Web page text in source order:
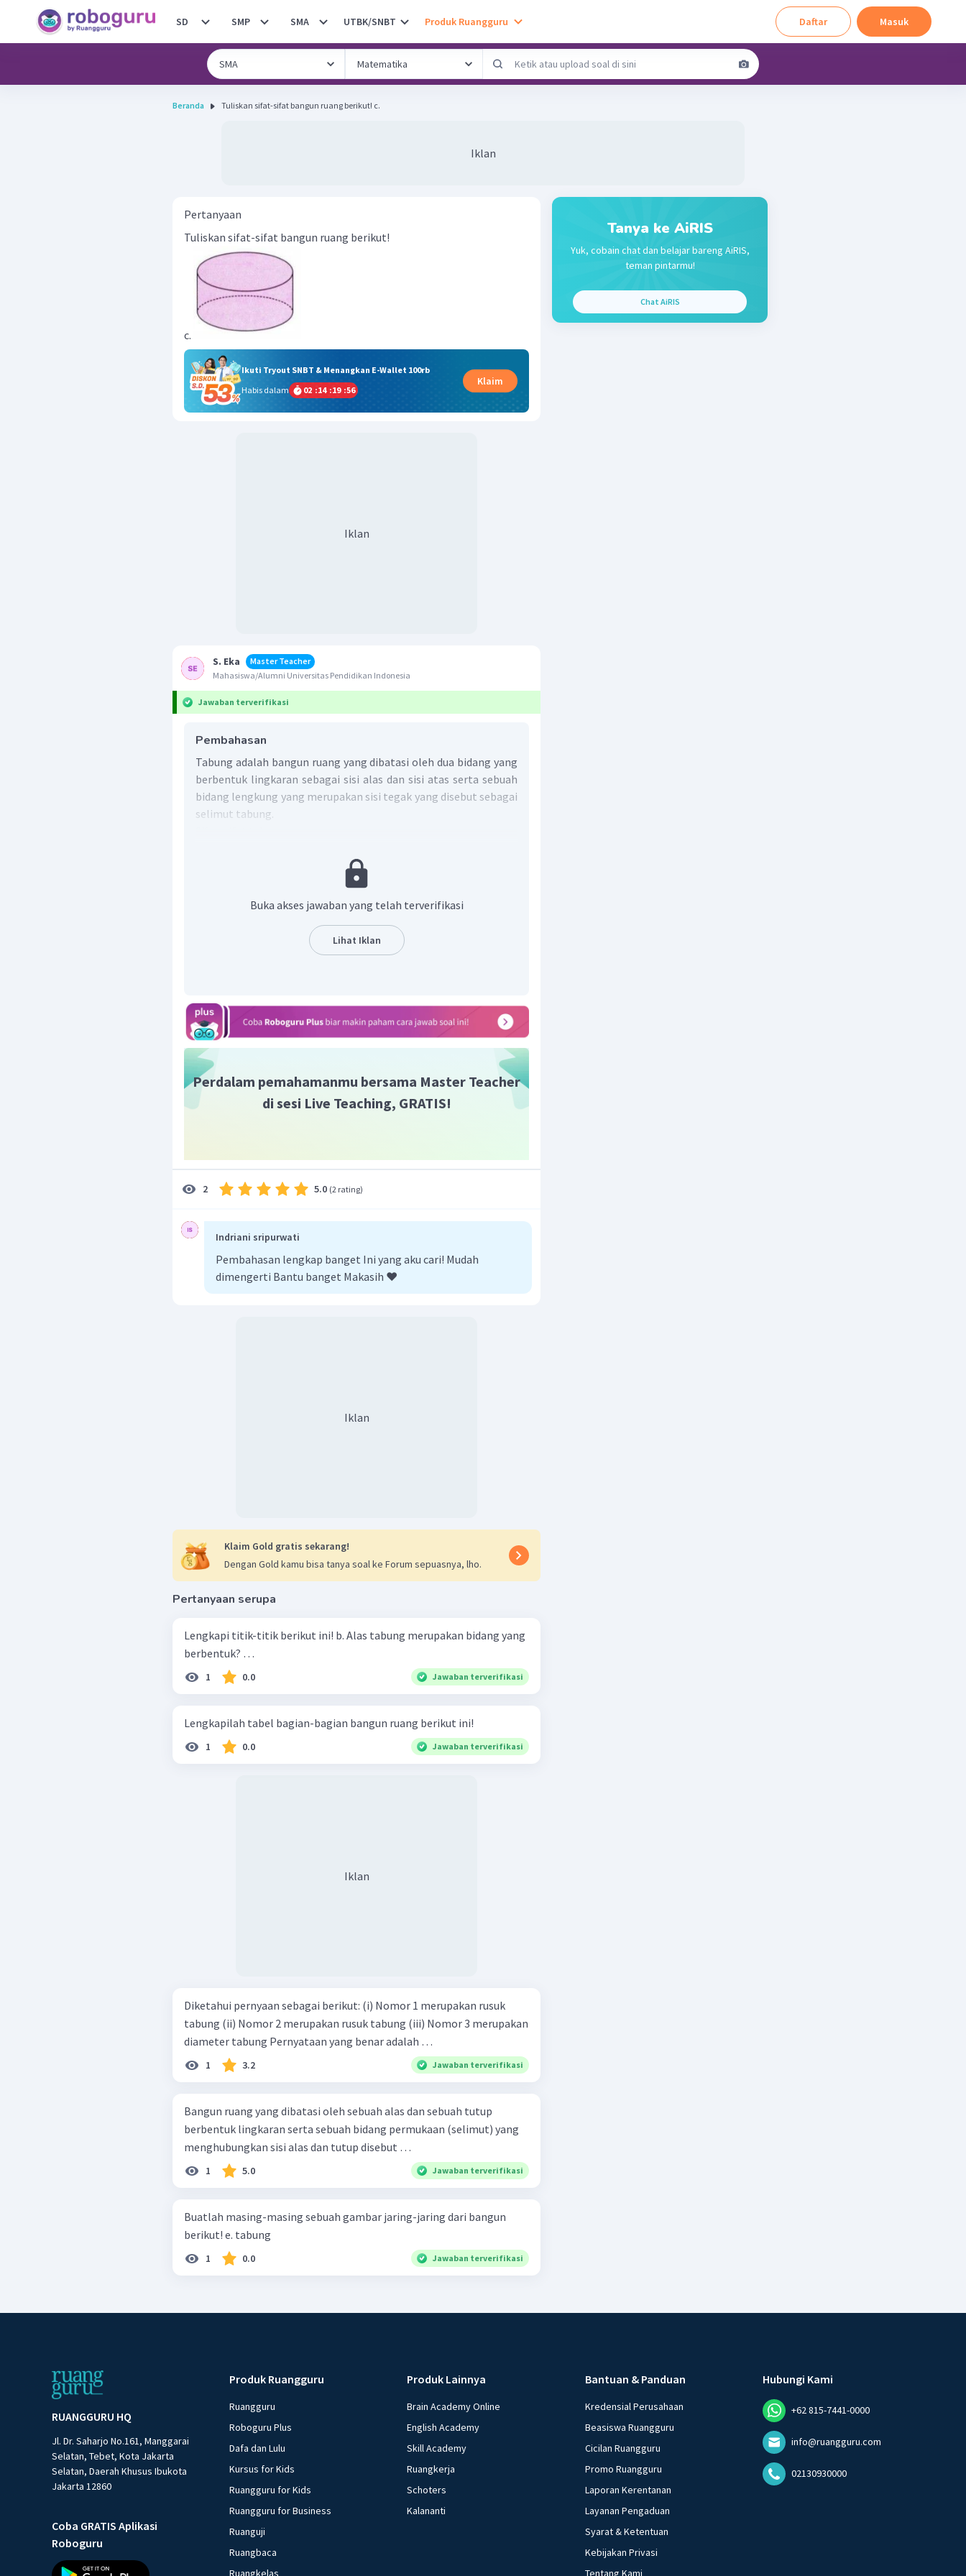
SD SMP SMA UTBK/SNBT Produk Ruangguru Daftar Masuk
Beranda Tuliskan sifat-sifat bangun ruang berikut! c.
Iklan
Pertanyaan
Tuliskan sifat-sifat bangun ruang berikut!
c.
Ikuti Tryout SNBT & Menangkan E-Wallet 100rb
Habis dalam
02 :14 :19 :55
Klaim
Iklan
S. Eka
Master Teacher
Mahasiswa/Alumni Universitas Pendidikan Indonesia
Jawaban terverifikasi
Pembahasan
Tabung adalah bangun ruang yang dibatasi oleh dua bidang yang
berbentuk lingkaran sebagai sisi alas dan sisi atas serta sebuah
bidang lengkung yang merupakan sisi tegak yang disebut sebagai
selimut tabung.
Tabung memiliki 2 sisi berbentuk lingkaran yang sama
besar dan 1 sisi berbentuk bidang lengkung yang disebut
Tabung memiliki 2 buah rusuk lengkung
Tabung tidak memiliki titik sudut
Buka akses jawaban yang telah terverifikasi
Lihat Iklan
Perdalam pemahamanmu bersama Master Teacher
di sesi Live Teaching, GRATIS!
2 5.0 (2 rating)
Indriani sripurwati
Pembahasan lengkap banget Ini yang aku cari! Mudah
dimengerti Bantu banget Makasih ❤️
Iklan
Klaim Gold gratis sekarang!
Dengan Gold kamu bisa tanya soal ke Forum sepuasnya, lho.
Pertanyaan serupa
Lengkapi titik-titik berikut ini! b. Alas tabung merupakan bidang yang
berbentuk? …
1 0.0 Jawaban terverifikasi
Lengkapilah tabel bagian-bagian bangun ruang berikut ini!
1 0.0 Jawaban terverifikasi
Iklan
Diketahui pernyaan sebagai berikut: (i) Nomor 1 merupakan rusuk
tabung (ii) Nomor 2 merupakan rusuk tabung (iii) Nomor 3 merupakan
diameter tabung Pernyataan yang benar adalah …
1 3.2 Jawaban terverifikasi
Bangun ruang yang dibatasi oleh sebuah alas dan sebuah tutup
berbentuk lingkaran serta sebuah bidang permukaan (selimut) yang
menghubungkan sisi alas dan tutup disebut …
1 5.0 Jawaban terverifikasi
Buatlah masing-masing sebuah gambar jaring-jaring dari bangun
berikut! e. tabung
1 0.0 Jawaban terverifikasi
Tanya ke AiRIS
Yuk, cobain chat dan belajar bareng AiRIS,
teman pintarmu!
Chat AiRIS
RUANGGURU HQ
Jl. Dr. Saharjo No.161, Manggarai
Selatan, Tebet, Kota Jakarta
Selatan, Daerah Khusus Ibukota
Jakarta 12860
Coba GRATIS Aplikasi
Roboguru
Produk Ruangguru
Ruangguru
Roboguru Plus
Dafa dan Lulu
Kursus for Kids
Ruangguru for Kids
Ruangguru for Business
Ruanguji
Ruangbaca
Ruangkelas
Produk Lainnya
Brain Academy Online
English Academy
Skill Academy
Ruangkerja
Schoters
Kalananti
Bantuan & Panduan
Kredensial Perusahaan
Beasiswa Ruangguru
Cicilan Ruangguru
Promo Ruangguru
Laporan Kerentanan
Layanan Pengaduan
Syarat & Ketentuan
Kebijakan Privasi
Tentang Kami
Hubungi Kami
+62 815-7441-0000
info@ruangguru.com
02130930000